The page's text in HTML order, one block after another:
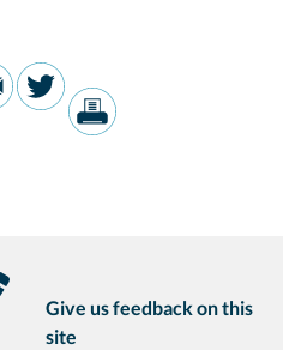
Give us feedback on this
site